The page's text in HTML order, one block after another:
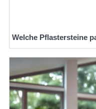
Welche Pflastersteine